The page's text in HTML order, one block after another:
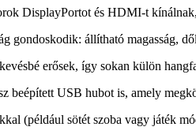
DisplayPortot és HDMI-t
gondoskodik: állítható magasság,
erősek, így sokan külön
beépített USB hubot is, amely
(például sötét szoba vagy játék